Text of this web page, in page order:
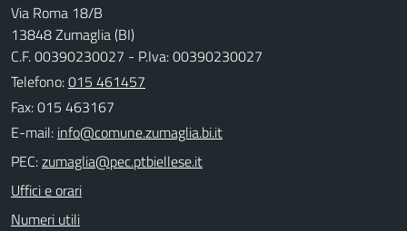
Via Roma 18/B
13848 Zumaglia (BI)
C.F. 00390230027 - P.Iva: 00390230027
Telefono:015 461457
Fax: 015 463167
E-mail:
PEC:
Uffici e orari
Numeri utili